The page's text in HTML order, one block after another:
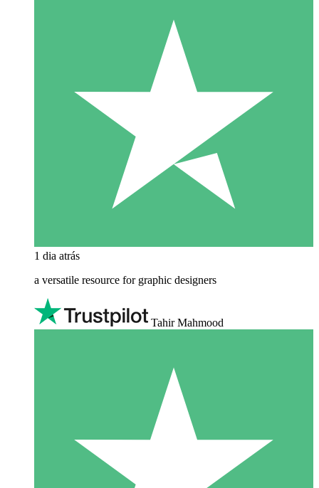
1 dia atrás
a versatile resource for graphic designers
Tahir Mahmood